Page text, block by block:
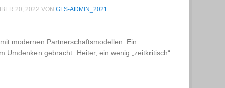
20, 2022 VON GFS-ADMIN_2021
modernen Partnerschaftsmodellen. Ein
gebracht. Heiter, ein wenig „zeitkritisch“